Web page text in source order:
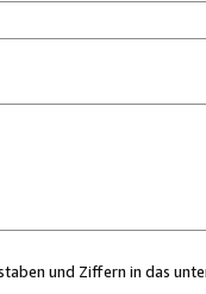
und Ziffern in das